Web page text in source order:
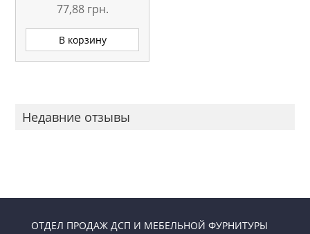
77,88 грн.
В корзину
Недавние отзывы
ОТДЕЛ ПРОДАЖ ДСП И МЕБЕЛЬНОЙ ФУРНИТУРЫ